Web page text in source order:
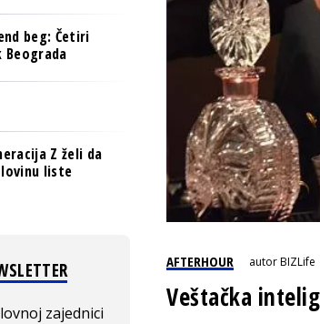
PULS REGIONA
NOVO NA RAFU
AFTERHOUR autorBIZLife
Veštačka
beg: Četiri
Z želi da
liste
zajednici